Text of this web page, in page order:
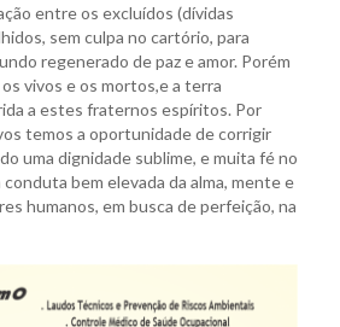
entre os excluídos (dívidas
sem culpa no cartório, para
regenerado de paz e amor. Porém
vivos e os mortos,e a terra
a estes fraternos espíritos. Por
temos a oportunidade de corrigir
uma dignidade sublime, e muita fé no
bem elevada da alma, mente e
humanos, em busca de perfeição, na